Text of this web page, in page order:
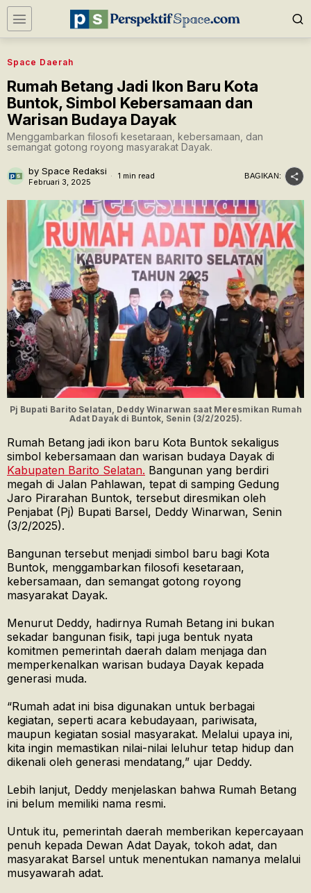
Space Daerah
Rumah Betang Jadi Ikon Baru Kota
Buntok, Simbol Kebersamaan dan
Warisan Budaya Dayak
Menggambarkan filosofi kesetaraan, kebersamaan, dan
semangat gotong royong masyarakat Dayak.
by Space Redaksi
Februari 3, 2025
1 min read BAGIKAN:
Pj Bupati Barito Selatan, Deddy Winarwan saat Meresmikan Rumah
Adat Dayak di Buntok, Senin (3/2/2025).
Rumah Betang jadi ikon baru Kota Buntok sekaligus
simbol kebersamaan dan warisan budaya Dayak di
Kabupaten Barito Selatan. Bangunan yang berdiri
megah di Jalan Pahlawan, tepat di samping Gedung
Jaro Pirarahan Buntok, tersebut diresmikan oleh
Penjabat (Pj) Bupati Barsel, Deddy Winarwan, Senin
(3/2/2025).
Bangunan tersebut menjadi simbol baru bagi Kota
Buntok, menggambarkan filosofi kesetaraan,
kebersamaan, dan semangat gotong royong
masyarakat Dayak.
Menurut Deddy, hadirnya Rumah Betang ini bukan
sekadar bangunan fisik, tapi juga bentuk nyata
komitmen pemerintah daerah dalam menjaga dan
memperkenalkan warisan budaya Dayak kepada
generasi muda.
“Rumah adat ini bisa digunakan untuk berbagai
kegiatan, seperti acara kebudayaan, pariwisata,
maupun kegiatan sosial masyarakat. Melalui upaya ini,
kita ingin memastikan nilai-nilai leluhur tetap hidup dan
dikenali oleh generasi mendatang,” ujar Deddy.
Lebih lanjut, Deddy menjelaskan bahwa Rumah Betang
ini belum memiliki nama resmi.
Untuk itu, pemerintah daerah memberikan kepercayaan
penuh kepada Dewan Adat Dayak, tokoh adat, dan
masyarakat Barsel untuk menentukan namanya melalui
musyawarah adat.